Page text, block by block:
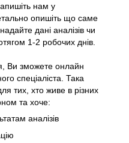
нам у
опишіть що саме
дані аналізів чи
1-2 робочих днів.
Ви зможете онлайн
спеціаліста. Така
тих, хто живе в різних
та хоче:
аналізів